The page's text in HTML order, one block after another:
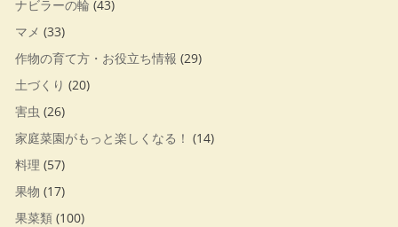
ナビラーの輪 (43)
マメ (33)
作物の育て方・お役立ち情報 (29)
土づくり (20)
害虫 (26)
家庭菜園がもっと楽しくなる！ (14)
料理 (57)
果物 (17)
果菜類 (100)